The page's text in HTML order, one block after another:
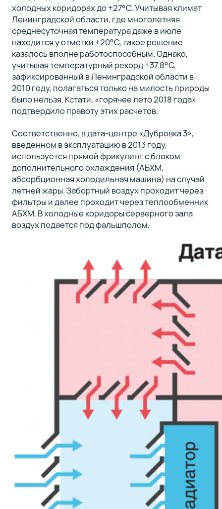
холодных коридорах до +27°C. Учитывая климат
Ленинградской области, где многолетняя
среднесуточная температура даже в июле
находится у отметки +20°C, такое решение
казалось вполне работоспособным. Однако,
учитывая температурный рекорд +37.8°C,
зафиксированный в Ленинградской области в
2010 году, полагаться только на милость природы
было нельзя. Кстати, «горячее лето 2018 года»
подтвердило правоту этих расчетов.
Соответственно, в дата-центре «Дубровка 3»,
введенном в эксплуатацию в 2013 году,
используется прямой фрикулинг с блоком
дополнительного охлаждения (АБХМ,
абсорбционная холодильная машина) на случай
летней жары. Забортный воздух проходит через
фильтры и далее проходит через теплообменник
АБХМ. В холодные коридоры серверного зала
воздух подается под фальшполом.